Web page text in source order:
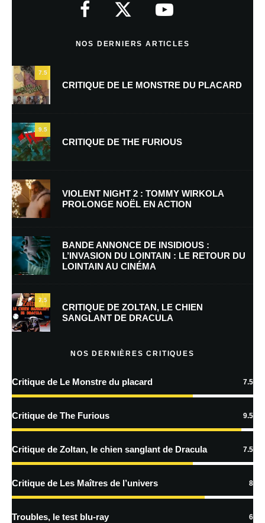
Nom*
E-mail
Enregistrer mon nom, mon e-mail et mon site dans le navigateur pour
mon prochain commentaire.
Prévenez-moi de tous les nouveaux commentaires par e-mail.
Prévenez-moi de tous les nouveaux articles par e-mail.
En savoir
traitées
NOS DERNIERS ARTICLES
7.5
CRITIQUE DE LE MONSTRE DU PLACARD
9.5
CRITIQUE DE THE FURIOUS
VIOLENT NIGHT 2 : TOMMY WIRKOLA
PROLONGE NOËL EN ACTION
BANDE ANNONCE DE INSIDIOUS :
L’INVASION DU LOINTAIN : LE RETOUR DU
LOINTAIN AU CINÉMA
7.5
CRITIQUE DE ZOLTAN, LE CHIEN
SANGLANT DE DRACULA
NOS DERNIÈRES CRITIQUES
Critique de Le Monstre du placard 7.5
Critique de The Furious 9.5
Critique de Zoltan, le chien sanglant de Dracula 7.5
Critique de Les Maîtres de l’univers 8
Troubles, le test blu-ray 6